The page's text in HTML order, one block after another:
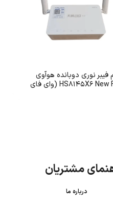
فیبر نوری دوبانده هوآوی
HS8145X6 New Face (وای فای
مشتریان
ما